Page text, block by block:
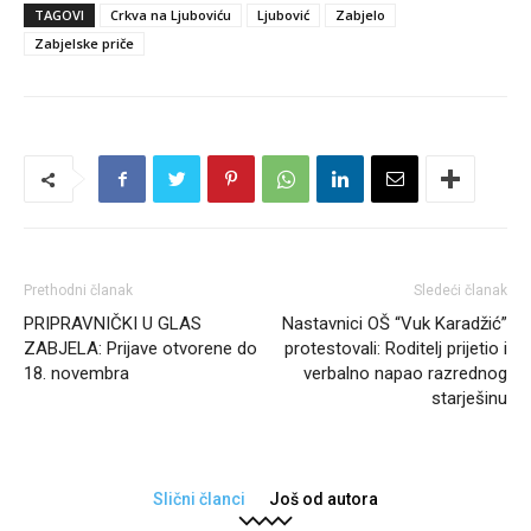
TAGOVI Crkva na Ljuboviću Ljubović
Zabjelo
Zabjelske priče
Prethodni članak
PRIPRAVNIČKI U GLAS
ZABJELA: Prijave otvorene do
18. novembra
Sledeći članak
Nastavnici OŠ “Vuk Karadžić”
protestovali: Roditelj prijetio i
verbalno napao razrednog
starješinu
Slični članci Još od autora